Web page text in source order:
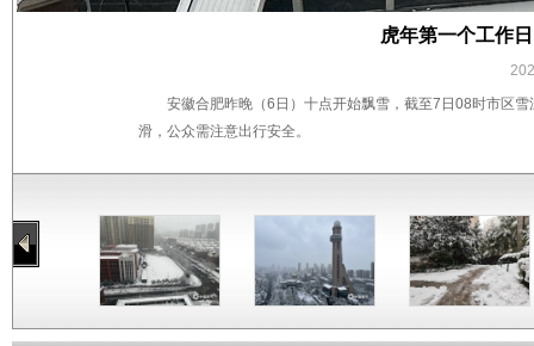
虎年第一个工作
安徽合肥昨晚（6日）十点开始飘雪，截至7日08时市区
滑，公众需注意出行安全。